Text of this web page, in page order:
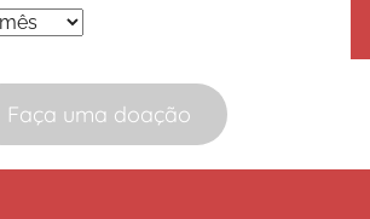
Faça uma doação